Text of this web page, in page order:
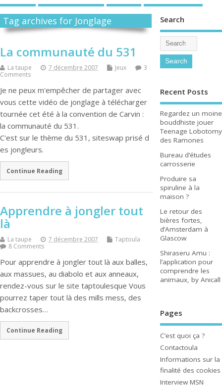
Tag archives for Jonglage
La communauté du 531
La taupe 7 décembre 2007 Jeux
3
Comments
Je ne peux m'empêcher de partager avec
vous cette vidéo de jonglage à télécharger
tournée cet été à la convention de Carvin :
la communauté du 531.
C'est sur le thème du 531, siteswap prisé d
es jongleurs.
Continue Reading
Apprendre à jongler tout
là
La taupe 7 décembre 2007
Taptoula
8 Comments
Pour apprendre à jongler tout là aux balles,
aux massues, au diabolo et aux anneaux,
rendez-vous sur le site taptoulesque Vous
pourrez taper tout là des mills mess, des
backcrosses…
Continue Reading
Search
Recent Posts
Regardez un moine
bouddhiste jouer
Teenage Lobotomy
des Ramones
Bureau d’études
carrosserie
Produire sa
spiruline à la
maison ?
Le retour des
bières fortes,
d’Amsterdam à
Glascow
Shiraseru Amu :
l’application pour
comprendre les
animaux, by Anicall
Pages
C’est quoi ça ?
Contactoula
Informations sur la
finalité des cookies
Interview MSN